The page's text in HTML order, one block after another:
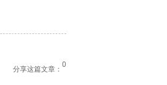
分享这篇文章：
0